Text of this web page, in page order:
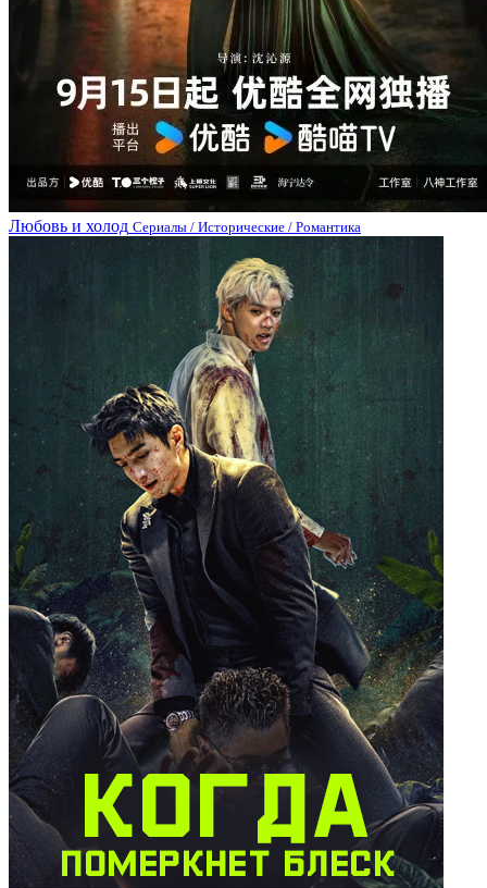
Любовь и холод Сериалы / Исторические / Романтика